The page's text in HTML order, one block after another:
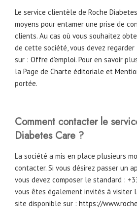
Le service clientèle de Roche
moyens pour entamer une prise de
clients. Au cas où vous souhaitez
de cette société, vous devez
sur : Offre d’emploi. Pour en savoir
la Page de Charte éditoriale et
portée.
Comment contacter le
Diabetes Care ?
La société a mis en place plusieurs
contacter. Si vous désirez passer un
vous devez composer le standard :
vous êtes également invités à visiter
site disponible sur : https://